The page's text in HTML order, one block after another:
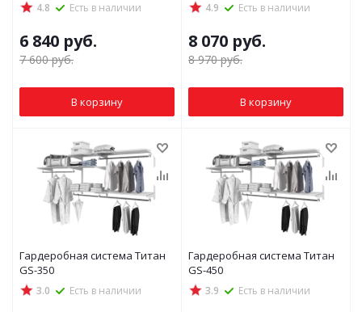
4.8 Есть в наличии
6 840 руб.
7 600руб.
В корзину
4.9 Есть в наличии
8 070 руб.
8 970руб.
В корзину
Гардеробная система Титан
GS-350
3.0 Есть в наличии
Гардеробная система Титан
GS-450
3.9 Есть в наличии